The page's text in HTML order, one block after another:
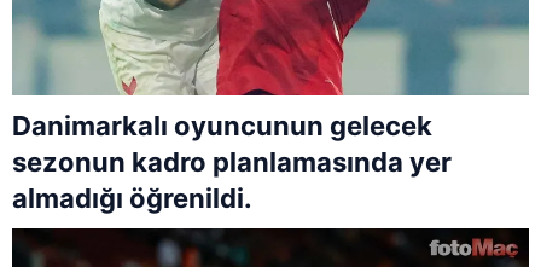
Danimarkalı oyuncunun gelecek
sezonun kadro planlamasında yer
almadığı öğrenildi.